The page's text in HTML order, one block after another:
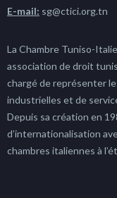
E-mail: sg@ctici.org.tn
La Chambre Tuniso-
association de droit
chargé de représenter
industrielles et de
Depuis sa création en
d’internationalisation
chambres italiennes à